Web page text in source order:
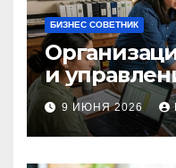
БИЗНЕС СОВЕТНИК
и
9 ИЮНЯ 2026